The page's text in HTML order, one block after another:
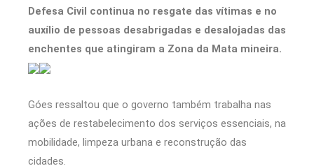
Defesa Civil continua no resgate das vítimas e no
auxílio de pessoas desabrigadas e desalojadas das
enchentes que atingiram a Zona da Mata mineira.
Góes ressaltou que o governo também trabalha nas
ações de restabelecimento dos serviços essenciais, na
mobilidade, limpeza urbana e reconstrução das
cidades.